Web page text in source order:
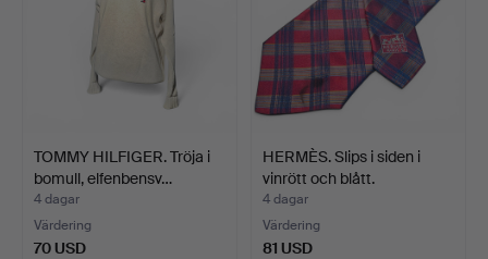
TOMMY HILFIGER. Tröja i
bomull, elfenbensv…
4 dagar
Värdering
70 USD
HERMÈS. Slips i siden i
vinrött och blått.
4 dagar
Värdering
81 USD